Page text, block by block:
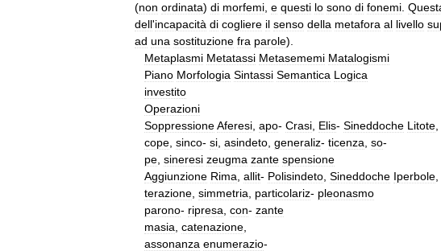
(non ordinata) di morfemi e questi lo sono di fonemi
dell'incapacità di co­gliere il senso della metafora al livello
ad una sostituzione fra parole).
Metaplasmi Metatassi Metasememi Matalogismi
Piano Morfologia Sintassi Semantica Logica
investito
Operazioni
SoppressioneAferesi apo- Crasi Elis- Sineddoche Litote
cope sinco- si asindeto generaliz- ticenza so-
pe sineresi zeugma zante spensione
Aggiunzione Rima allit- Polisindeto Sineddoche Iperbole
terazione simmetria particolariz- pleonasmo
parono- ripresa con- zante
masia catenazione
assonanza enumerazio-